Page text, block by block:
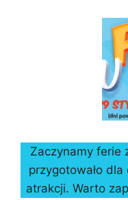
Zaczynamy ferie
przygotowało
atrakcji. Warto